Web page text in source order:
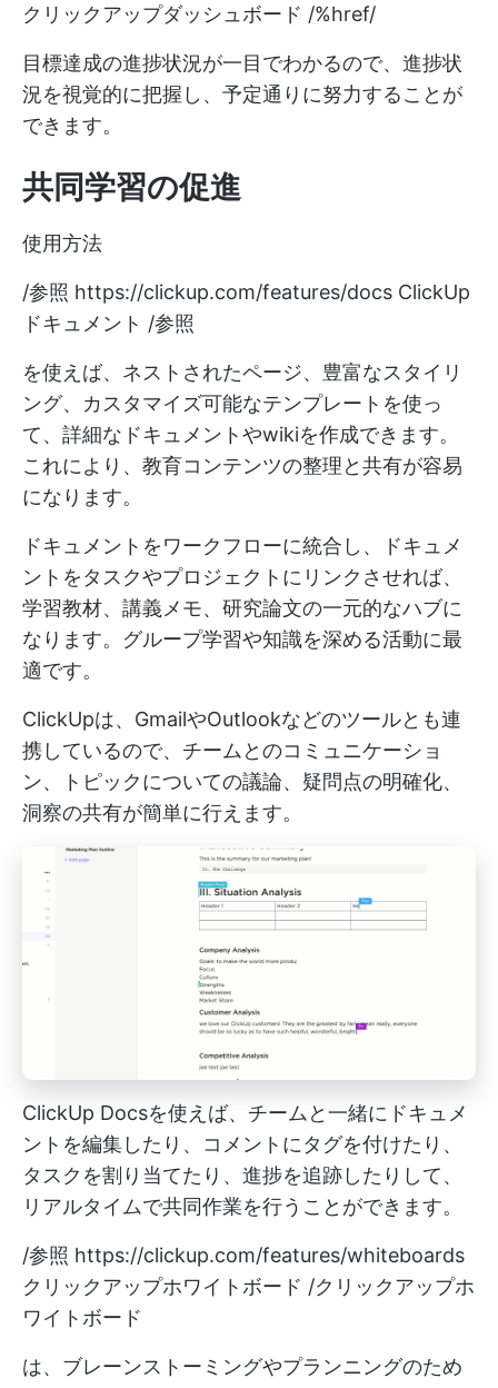
クリックアップダッシュボード /%href/
目標達成の進捗状況が一目でわかるので、進捗状
況を視覚的に把握し、予定通りに努力することが
できます。
共同学習の促進
使用方法
/参照 https://clickup.com/features/docs ClickUp
ドキュメント /参照
を使えば、ネストされたページ、豊富なスタイリ
ング、カスタマイズ可能なテンプレートを使っ
て、詳細なドキュメントやwikiを作成できます。
これにより、教育コンテンツの整理と共有が容易
になります。
ドキュメントをワークフローに統合し、ドキュメ
ントをタスクやプロジェクトにリンクさせれば、
学習教材、講義メモ、研究論文の一元的なハブに
なります。グループ学習や知識を深める活動に最
適です。
ClickUpは、GmailやOutlookなどのツールとも連
携しているので、チームとのコミュニケーショ
ン、トピックについての議論、疑問点の明確化、
洞察の共有が簡単に行えます。
ClickUp Docsを使えば、チームと一緒にドキュメ
ントを編集したり、コメントにタグを付けたり、
タスクを割り当てたり、進捗を追跡したりして、
リアルタイムで共同作業を行うことができます。
/参照 https://clickup.com/features/whiteboards
クリックアップホワイトボード /クリックアップホ
ワイトボード
は、ブレーンストーミングやプランニングのため